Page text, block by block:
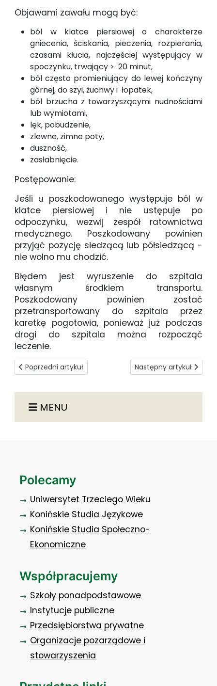
MENU
Objawami zawału mogą być:
ból w klatce piersiowej o charakterze
gniecenia, ściskania, pieczenia, rozpierania,
czasami kłucia, najczęściej występujący w
spoczynku, trwający > 20 minut,
ból często promieniujący do lewej kończyny
górnej, do szyi, żuchwy i łopatek,
ból brzucha z towarzyszącymi nudnościami
lub wymiotami,
lęk, pobudzenie,
zlewne, zimne poty,
duszność,
zasłabnięcie.
Postępowanie:
Jeśli u poszkodowanego występuje ból w
klatce piersiowej i nie ustępuje po
odpoczynku, wezwij zespół ratownictwa
medycznego. Poszkodowany powinien
przyjąć pozycję siedzącą lub półsiedzącą -
nie wolno mu chodzić.
Błędem jest wyruszenie do szpitala
własnym środkiem transportu.
Poszkodowany powinien zostać
przetransportowany do szpitala przez
karetkę pogotowia, ponieważ już podczas
drogi do szpitala można rozpocząć
leczenie.
Poprzedni artykuł: Stopka Rektor
Poprzedni artykuł Następny artykuł:
Następny artykuł
Polecamy
Uniwersytet Trzeciego Wieku
Konińskie Studia Językowe
Konińskie Studia Społeczno-
Ekonomiczne
Współpracujemy
Szkoły ponadpodstawowe
Instytucje publiczne
Przedsiębiorstwa prywatne
Organizacje pozarządowe i
stowarzyszenia